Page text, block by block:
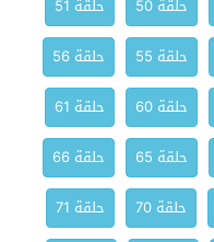
حلقة 50
حلقة 51
حلقة 55
حلقة 56
حلقة 60
حلقة 61
حلقة 65
حلقة 66
حلقة 70
حلقة 71